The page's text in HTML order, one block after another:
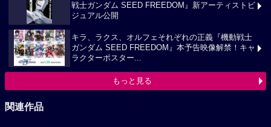
戦士ガンダム SEED FREEDOM』新アーティストビ
ジュアル公開
キラ、ラクス、オルフェそれぞれの正義『機動戦士
ガンダム SEED FREEDOM』本予告映像解禁！キャ
ラクターポスター...
もっと見る
関連作品